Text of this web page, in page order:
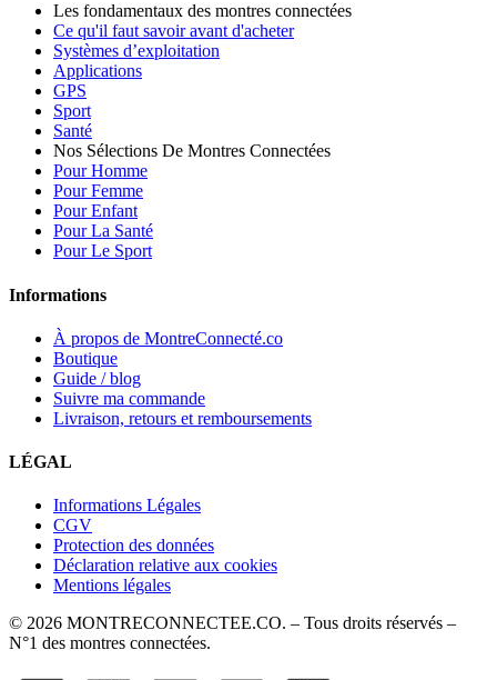
Les fondamentaux des montres connectées
Ce qu'il faut savoir avant d'acheter
Systèmes d’exploitation
Applications
GPS
Sport
Santé
Nos Sélections De Montres Connectées
Pour Homme
Pour Femme
Pour Enfant
Pour La Santé
Pour Le Sport
Informations
À propos de MontreConnecté.co
Boutique
Guide / blog
Suivre ma commande
Livraison, retours et remboursements
LÉGAL
Informations Légales
CGV
Protection des données
Déclaration relative aux cookies
Mentions légales
© 2026 MONTRECONNECTEE.CO. – Tous droits réservés –
N°1 des montres connectées.